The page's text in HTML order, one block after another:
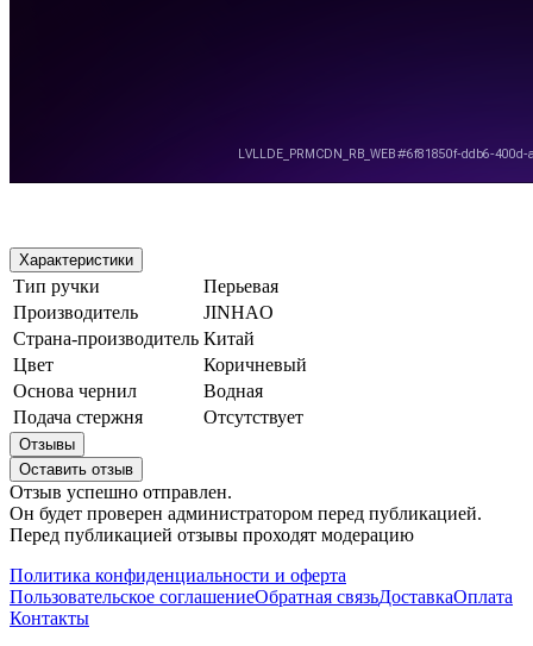
Характеристики
Тип ручки
Перьевая
Производитель
JINHAO
Страна-производитель Китай
Цвет
Коричневый
Основа чернил
Водная
Подача стержня
Отсутствует
Отзывы
Оставить отзыв
Отзыв успешно отправлен.
Он будет проверен администратором перед публикацией.
Перед публикацией отзывы проходят модерацию
Политика конфиденциальности и оферта
Пользовательское соглашениеОбратная связьДоставкаОплата
Контакты